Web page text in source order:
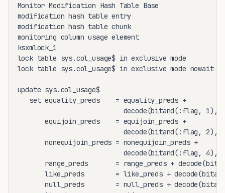
Monitor Modification Hash Table Base
modification hash table entry
modification hash table chunk
monitoring column usage element
ksxmlock_1
lock table sys.col_usage$ in exclusive mode
lock table sys.col_usage$ in exclusive mode nowait
update sys.col_usage$
   set equality_preds    = equality_preds +
decode(bitand(:flag, 1),
       equijoin_preds    = equijoin_preds +
decode(bitand(:flag, 2),
       nonequijoin_preds = nonequijoin_preds +
decode(bitand(:flag, 4),
range_preds       = range_preds +
like_preds        = like_preds +
null_preds        = null_preds +